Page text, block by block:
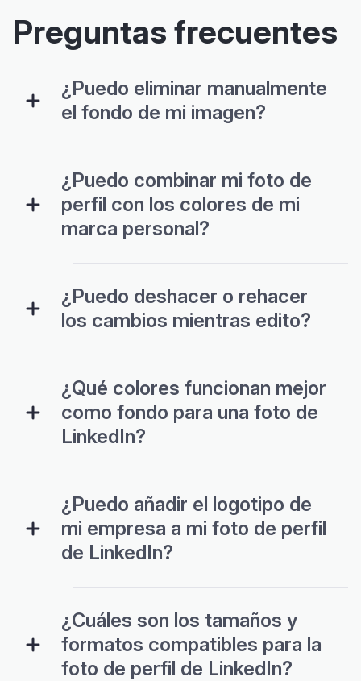
Preguntas frecuentes
¿Puedo eliminar manualmente
el fondo de mi imagen?
¿Puedo combinar mi foto de
perfil con los colores de mi
marca personal?
¿Puedo deshacer o rehacer
los cambios mientras edito?
¿Qué colores funcionan mejor
como fondo para una foto de
LinkedIn?
¿Puedo añadir el logotipo de
mi empresa a mi foto de perfil
de LinkedIn?
¿Cuáles son los tamaños y
formatos compatibles para la
foto de perfil de LinkedIn?